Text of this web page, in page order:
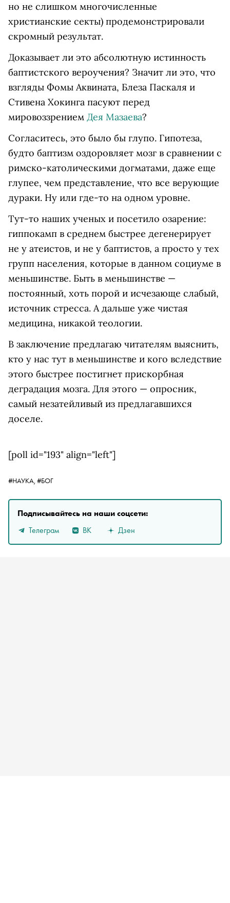
но не слишком многочисленные
христианские секты) продемонстрировали
скромный результат.
Доказывает ли это абсолютную истинность
баптистского вероучения? Значит ли это, что
взгляды Фомы Аквината, Блеза Паскаля и
Стивена Хокинга пасуют перед
мировоззрением Дея Мазаева?
Согласитесь, это было бы глупо. Гипотеза,
будто баптизм оздоровляет мозг в сравнении с
римско-католическими догматами, даже еще
глупее, чем представление, что все верующие
дураки. Ну или где-то на одном уровне.
Тут-то наших ученых и посетило озарение:
гиппокамп в среднем быстрее дегенерирует
не у атеистов, и не у баптистов, а просто у тех
групп населения, которые в данном социуме в
меньшинстве. Быть в меньшинстве —
постоянный, хоть порой и исчезающе слабый,
источник стресса. А дальше уже чистая
медицина, никакой теологии.
В заключение предлагаю читателям выяснить,
кто у нас тут в меньшинстве и кого вследствие
этого быстрее постигнет прискорбная
деградация мозга. Для этого — опросник,
самый незатейливый из предлагавшихся
доселе.
[poll id="193" align="left"]
#НАУКА, #БОГ
Подписывайтесь на наши соцсети:
Телеграм
ВК Дзен